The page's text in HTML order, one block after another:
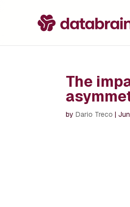
The
byDario Treco |